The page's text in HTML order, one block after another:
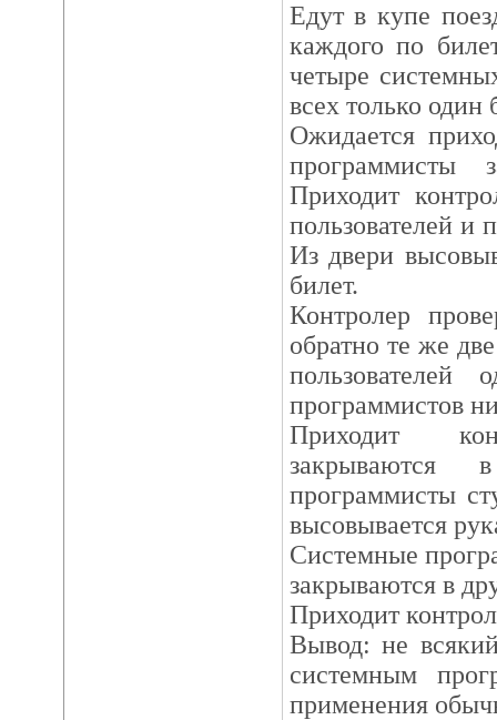
Едут в купе
каждого по
четыре
всех только один
Ожидается
программисты
Приходит
пользователей и
Из двери
билет.
Контролер
обратно те же
программистов
Приходит
закрываются
программисты
высовывается
Системные
закрываются в
Приходит
Вывод: не
системным
применения